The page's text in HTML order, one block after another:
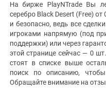
На бирже PlayNTrade Вы
серебро Black Desert (Free)
и безопасно, ведь все
игроками напрямую (под
поддержки) или через
этой странице сейчас — 0
стоят в списке выше
поиск по описанию,
Обращайте внимание на